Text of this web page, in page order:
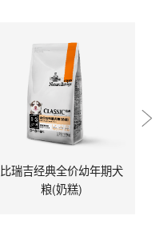
比瑞吉经典全价幼年期犬
粮(奶糕)